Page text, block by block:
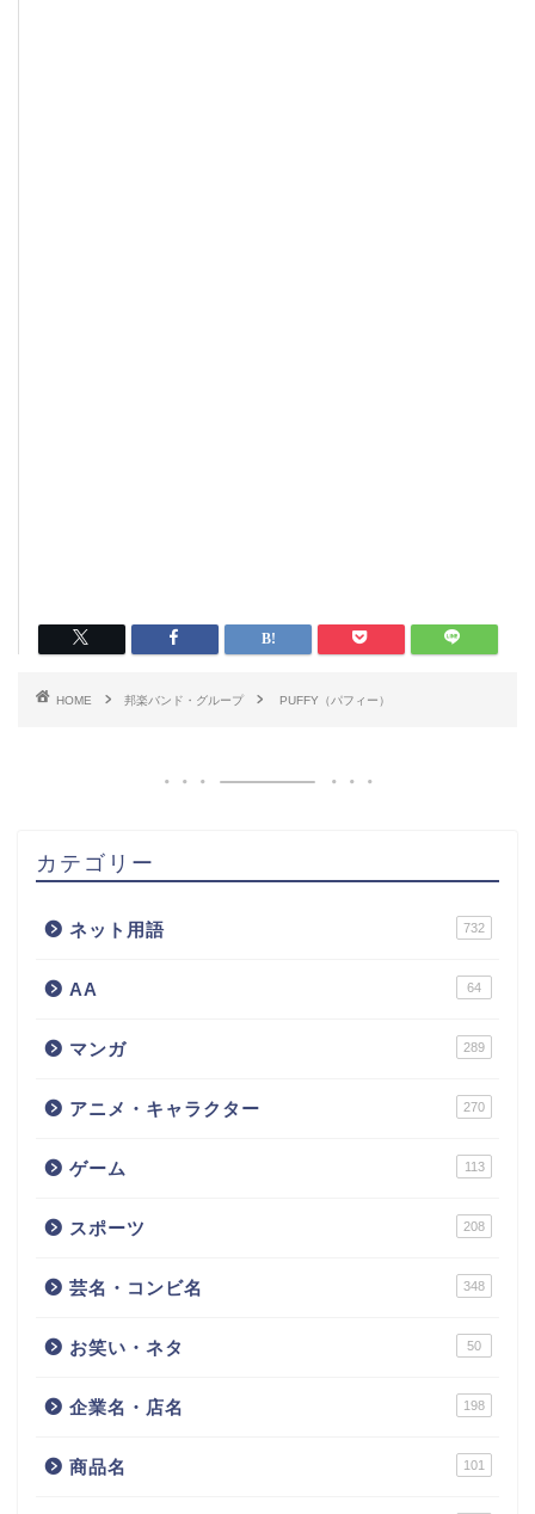
HOME 邦楽バンド・グループ PUFFY（パフィー）
カテゴリー
ネット用語 732
AA 64
マンガ 289
アニメ・キャラクター 270
ゲーム 113
スポーツ 208
芸名・コンビ名 348
お笑い・ネタ 50
企業名・店名 198
商品名 101